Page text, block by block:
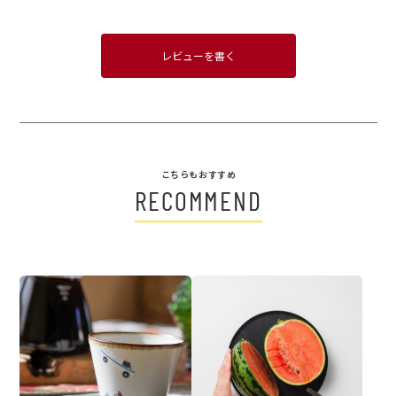
レビューを書く
こちらもおすすめ
RECOMMEND